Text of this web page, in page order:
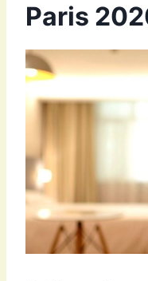
Paris